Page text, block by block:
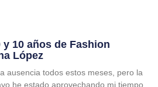
10 años de Fashion
López
ausencia todos estos meses, pero la
he estado aprovechando mi tiempo